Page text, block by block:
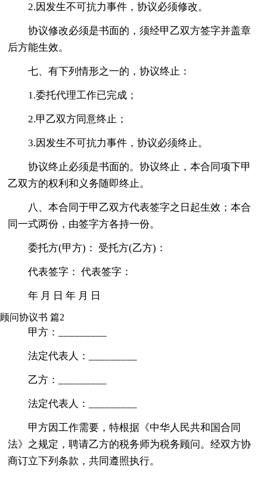
2.因发生不可抗力事件，协议必须修改。
协议修改必须是书面的，须经甲乙双方签字并盖章
后方能生效。
七、有下列情形之一的，协议终止：
1.委托代理工作已完成；
2.甲乙双方同意终止；
3.因发生不可抗力事件，协议必须终止。
协议终止必须是书面的。协议终止，本合同项下甲
乙双方的权利和义务随即终止。
八、本合同于甲乙双方代表签字之日起生效；本合
同一式两份，由签字方各持一份。
委托方(甲方)： 受托方(乙方)：
代表签字： 代表签字：
年 月 日 年 月 日
顾问协议书 篇2
甲方：_________
法定代表人：_________
乙方：_________
法定代表人：_________
甲方因工作需要，特根据《中华人民共和国合同
法》之规定，聘请乙方的税务师为税务顾问。经双方协
商订立下列条款，共同遵照执行。